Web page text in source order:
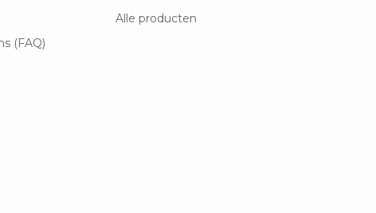
(FAQ)
Alle producten